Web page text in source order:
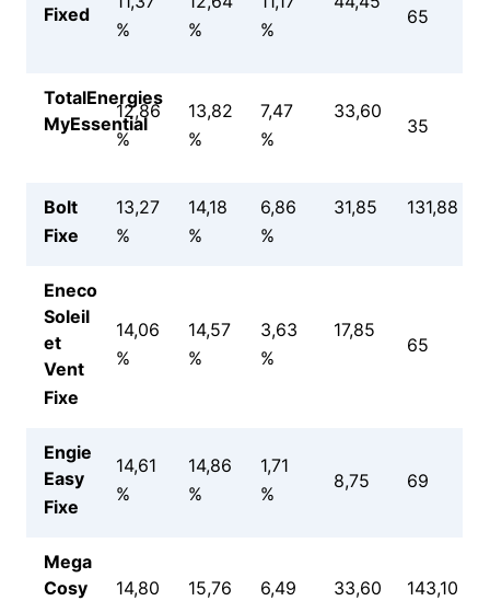
Fixed
%
%
%
65
TotalEnergies
MyEssential
12,86
%
13,82
%
7,47
%
33,60
35
Bolt
Fixe
13,27
%
14,18
%
6,86
%
31,85 131,88
Eneco
Soleil
et
Vent
Fixe
14,06
%
14,57
%
3,63
%
17,85
65
Engie
Easy
Fixe
14,61
%
14,86
%
1,71
%
8,75 69
Mega
Cosy
14,80
15,76
6,49
33,60 143,10